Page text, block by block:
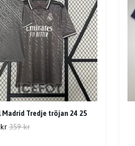
Madrid Tredje tröjan 24 25
359 kr